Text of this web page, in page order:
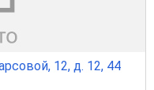
12, д. 12, 44